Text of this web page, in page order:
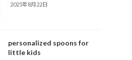
2025年8月22日
personalized spoons for
little kids